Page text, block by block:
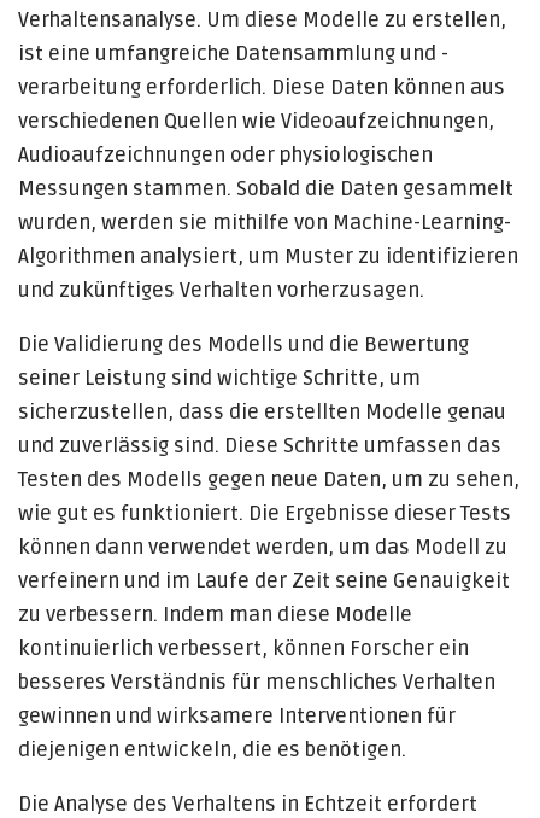
Verhaltensanalyse. Um diese Modelle zu erstellen,
ist eine umfangreiche Datensammlung und -
verarbeitung erforderlich. Diese Daten können aus
verschiedenen Quellen wie Videoaufzeichnungen,
Audioaufzeichnungen oder physiologischen
Messungen stammen. Sobald die Daten gesammelt
wurden, werden sie mithilfe von Machine-Learning-
Algorithmen analysiert, um Muster zu identifizieren
und zukünftiges Verhalten vorherzusagen.
Die Validierung des Modells und die Bewertung
seiner Leistung sind wichtige Schritte, um
sicherzustellen, dass die erstellten Modelle genau
und zuverlässig sind. Diese Schritte umfassen das
Testen des Modells gegen neue Daten, um zu sehen,
wie gut es funktioniert. Die Ergebnisse dieser Tests
können dann verwendet werden, um das Modell zu
verfeinern und im Laufe der Zeit seine Genauigkeit
zu verbessern. Indem man diese Modelle
kontinuierlich verbessert, können Forscher ein
besseres Verständnis für menschliches Verhalten
gewinnen und wirksamere Interventionen für
diejenigen entwickeln, die es benötigen.
Die Analyse des Verhaltens in Echtzeit erfordert